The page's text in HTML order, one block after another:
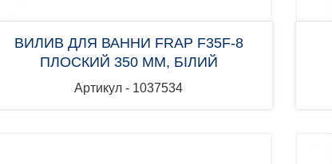
ВИЛИВ ДЛЯ ВАННИ FRAP F35F-8
ПЛОСКИЙ 350 ММ, БІЛИЙ
Артикул - 1037534